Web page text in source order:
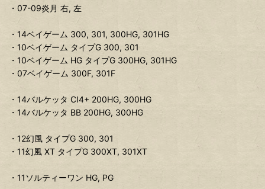
・07-09炎月 右, 左
・14ベイゲーム 300, 301, 300HG, 301HG
・10ベイゲーム タイプG 300, 301
・10ベイゲーム HG タイプG 300HG, 301HG
・07ベイゲーム 300F, 301F
・14バルケッタ CI4+ 200HG, 300HG
・14バルケッタ BB 200HG, 300HG
・12幻風 タイプG 300, 301
・11幻風 XT タイプG 300XT, 301XT
・11ソルティーワン HG, PG